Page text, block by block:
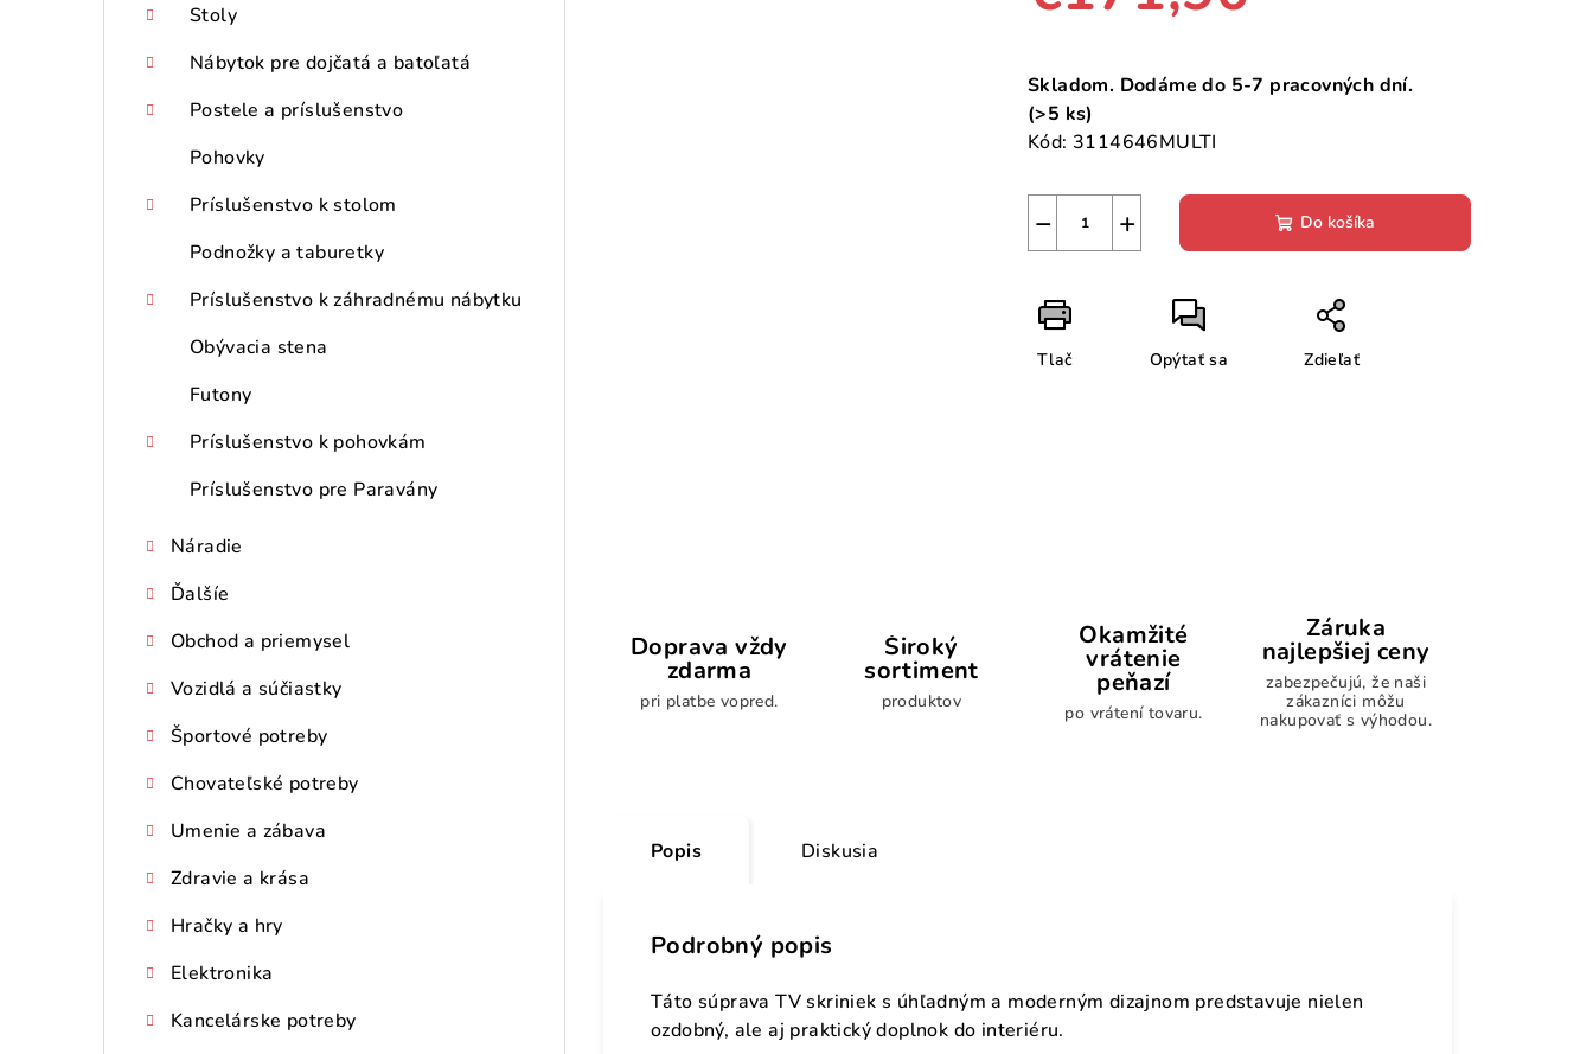
Stoly
Nábytok pre dojčatá a batoľatá
Postele a príslušenstvo
Pohovky
Príslušenstvo k stolom
Podnožky a taburetky
Príslušenstvo k záhradnému nábytku
Obývacia stena
Futony
Príslušenstvo k pohovkám
Príslušenstvo pre Paravány
Náradie
Ďalšíe
Obchod a priemysel
Vozidlá a súčiastky
Športové potreby
Chovateľské potreby
Umenie a zábava
Zdravie a krása
Hračky a hry
Elektronika
Kancelárske potreby
cena:
Skladom. Dodáme do 5-7 pracovných dní.
(>5 ks)
Kód: 3114646MULTI
+
− Do košíka
Tlač Opýtať sa Zdieľať
Doprava vždy
zdarma
pri platbe vopred.
Široký
sortiment
produktov
Okamžité
vrátenie
peňazí
po vrátení tovaru.
Záruka
najlepšiej ceny
zabezpečujú, že naši
zákazníci môžu
nakupovať s výhodou.
Popis Diskusia
Podrobný popis
Táto súprava TV skriniek s úhľadným a moderným dizajnom predstavuje nielen
ozdobný, ale aj praktický doplnok do interiéru.